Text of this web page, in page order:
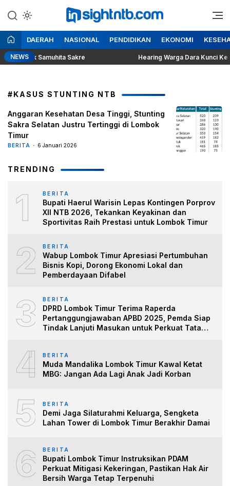
ke
konten
Insight NTB
Berita Seputar NTB
DAERAH NASIONAL PENDIDIKAN EKONOMI
NEWSSamuhita Sakre Hearing Warga Dara Kunci Ke
#KASUS STUNTING NTB
Anggaran Kesehatan Desa Tinggi, Stunting
Sakra Selatan Justru Tertinggi di Lombok
Timur
BERITA 6 Januari 2026
TRENDING
1 BERITA
Bupati Haerul Warisin Lepas Kontingen Porprov
XII NTB 2026, Tekankan Keyakinan dan
Sportivitas Raih Prestasi untuk Lombok Timur
2 BERITA
Wabup Lombok Timur Apresiasi Pertumbuhan
Bisnis Kopi, Dorong Ekonomi Lokal dan
Pemberdayaan Difabel
3 BERITA
DPRD Lombok Timur Terima Raperda
Pertanggungjawaban APBD 2025, Pemda Siap
Tindak Lanjuti Masukan untuk Perkuat Tata
4 BERITA
Muda Mandalika Lombok Timur Kawal Ketat
MBG: Jangan Ada Lagi Anak Jadi Korban
5 BERITA
Demi Jaga Silaturahmi Keluarga, Sengketa
Lahan Tower di Lombok Timur Berakhir Damai
6 BERITA
Bupati Lombok Timur Instruksikan PDAM
Perkuat Mitigasi Kekeringan, Pastikan Hak Air
Bersih Warga Tetap Terpenuhi